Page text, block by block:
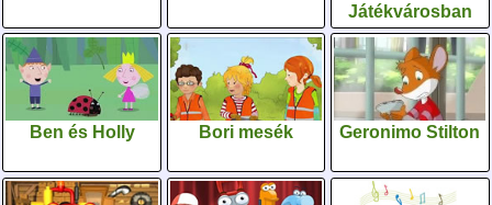
Játékvárosban
Ben és Holly Bori mesék Geronimo Stilton